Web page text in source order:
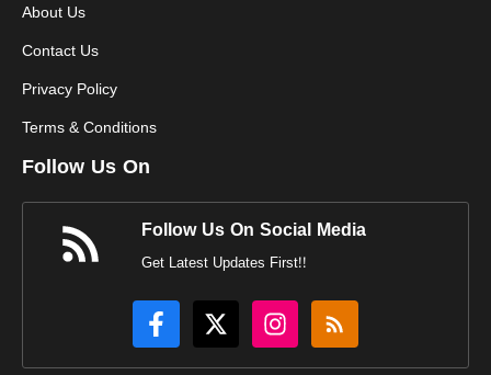
About Us
Contact Us
Privacy Policy
Terms & Conditions
Follow Us On
Follow Us On Social Media
Get Latest Updates First!!